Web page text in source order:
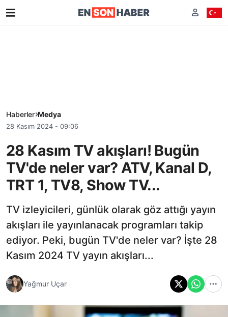
Haberler Medya
28 Kasım 2024 - 09:06
28 Kasım TV akışları! Bugün
TV'de neler var? ATV, Kanal D,
TRT 1, TV8, Show TV...
TV izleyicileri, günlük olarak göz attığı yayın
akışları ile yayınlanacak programları takip
ediyor. Peki, bugün TV'de neler var? İşte 28
Kasım 2024 TV yayın akışları...
Yağmur Uçar